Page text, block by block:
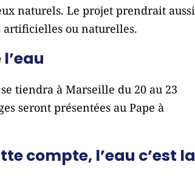
naturels. Le projet prendrait aussi
artificielles ou naturelles.
tiendra à Marseille du 20 au 23
seront présentées au Pape à
compte, l’eau c’est la